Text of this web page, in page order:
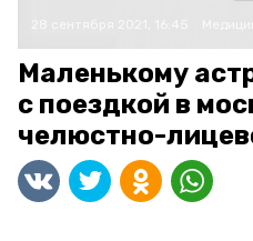
Маленькому
с поездкой в
челюстно-